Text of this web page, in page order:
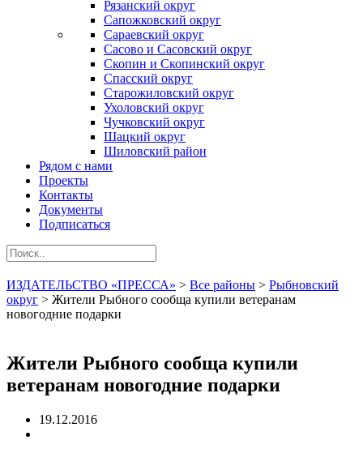
Рязанский округ
Сапожковский округ
Сараевский округ
Сасово и Сасовский округ
Скопин и Скопинский округ
Спасский округ
Старожиловский округ
Ухоловский округ
Чучковский округ
Шацкий округ
Шиловский район
Рядом с нами
Проекты
Контакты
Документы
Подписаться
ИЗДАТЕЛЬСТВО «ПРЕССА» > Все районы > Рыбновский
округ > Жители Рыбного сообща купили ветеранам
новогодние подарки
Жители Рыбного сообща купили
ветеранам новогодние подарки
19.12.2016